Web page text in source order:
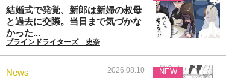
結婚式で発覚、新郎は新婦の叔母
と過去に交際。当日まで気づかな
かった...
ブラインドライターズ 史奈
News 2026.08.10 NEW